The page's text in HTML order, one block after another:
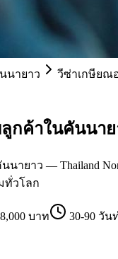
นายาว
วีซ่าเกษียณ
กค้าในคันนาย
าว — Thailand Non-
ทั่วโลก
บาท
30-90 วัน